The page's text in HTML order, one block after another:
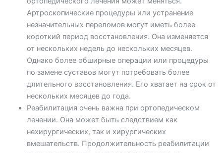
Артроскопические процедуры или устранение
незначительных переломов могут иметь более
короткий период восстановления. Она изменяется
от нескольких недель до нескольких месяцев.
Однако более обширные операции или процедуры
по замене суставов могут потребовать более
длительного восстановления. Его хватает на срок от
нескольких месяцев до года.
Реабилитация очень важна при ортопедическом
лечении. Она может быть следствием как
нехирургических, так и хирургических
вмешательств. Продолжительность реабилитации